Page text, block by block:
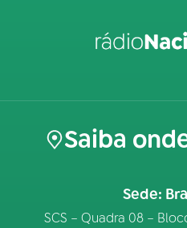
Saiba
Sede:
SCS – Quadra 08 –